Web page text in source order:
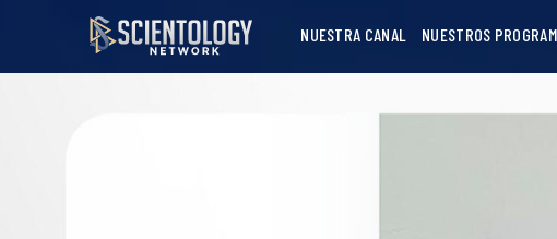
NUESTRA CANAL NUESTROS